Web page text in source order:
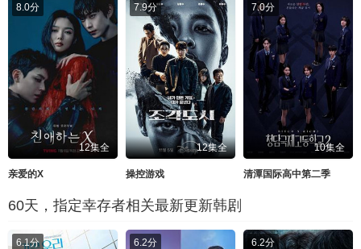
8.0分
12集全
亲爱的X
7.9分
12集全
操控游戏
7.0分
10集全
清潭国际高中第二季
60天，指定幸存者相关最新更新韩剧
6.1分 6.2分 6.2分